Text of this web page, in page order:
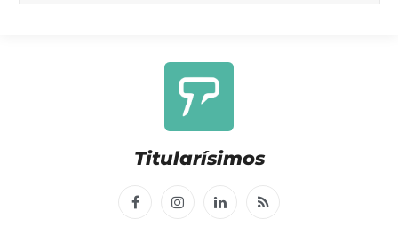
Titularísimos
FacebookInstagramLinkedInRSS